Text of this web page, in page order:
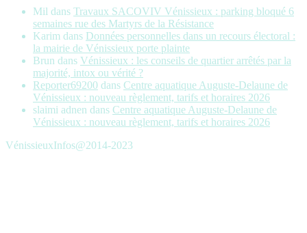
Mil dans Travaux SACOVIV Vénissieux : parking bloqué 6
semaines rue des Martyrs de la Résistance
Karim dans Données personnelles dans un recours électoral :
la mairie de Vénissieux porte plainte
Brun dans Vénissieux : les conseils de quartier arrêtés par la
majorité, intox ou vérité ?
Reporter69200 dans Centre aquatique Auguste-Delaune de
Vénissieux : nouveau règlement, tarifs et horaires 2026
slaimi adnen dans Centre aquatique Auguste-Delaune de
Vénissieux : nouveau règlement, tarifs et horaires 2026
VénissieuxInfos@2014-2023